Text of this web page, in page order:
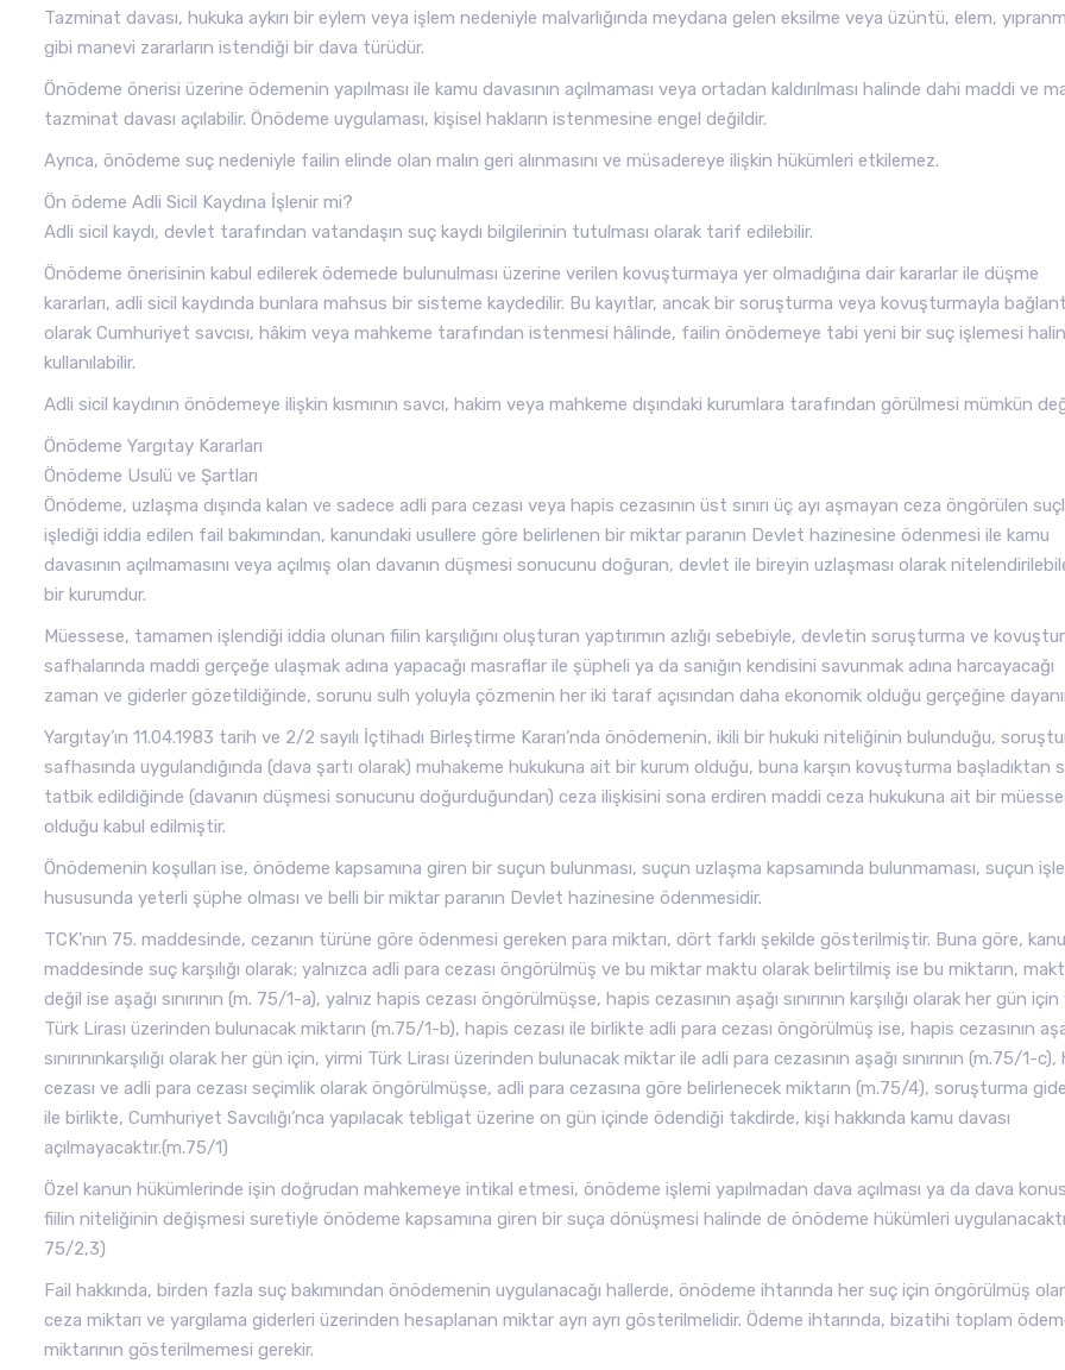
Tazminat davası, hukuka aykırı bir eylem veya işlem nedeniyle malvarlığında meydana gelen eksilme veya üzüntü, elem,
gibi manevi zararların istendiği bir dava türüdür.
Önödeme önerisi üzerine ödemenin yapılması ile kamu davasının açılmaması veya ortadan kaldırılması halinde dahi maddi ve
tazminat davası açılabilir. Önödeme uygulaması, kişisel hakların istenmesine engel değildir.
Ayrıca, önödeme suç nedeniyle failin elinde olan malın geri alınmasını ve müsadereye ilişkin hükümleri etkilemez.
Ön ödeme Adli Sicil Kaydına İşlenir mi?
Adli sicil kaydı, devlet tarafından vatandaşın suç kaydı bilgilerinin tutulması olarak tarif edilebilir.
Önödeme önerisinin kabul edilerek ödemede bulunulması üzerine verilen kovuşturmaya yer olmadığına dair kararlar ile düşme
kararları, adli sicil kaydında bunlara mahsus bir sisteme kaydedilir. Bu kayıtlar, ancak bir soruşturma veya kovuşturmayla
olarak Cumhuriyet savcısı, hâkim veya mahkeme tarafından istenmesi hâlinde, failin önödemeye tabi yeni bir suç işlemesi
kullanılabilir.
Adli sicil kaydının önödemeye ilişkin kısmının savcı, hakim veya mahkeme dışındaki kurumlara tarafından görülmesi mümkün
Önödeme Yargıtay Kararları
Önödeme Usulü ve Şartları
Önödeme, uzlaşma dışında kalan ve sadece adli para cezası veya hapis cezasının üst sınırı üç ayı aşmayan ceza öngörülen
işlediği iddia edilen fail bakımından, kanundaki usullere göre belirlenen bir miktar paranın Devlet hazinesine ödenmesi ile kamu
davasının açılmamasını veya açılmış olan davanın düşmesi sonucunu doğuran, devlet ile bireyin uzlaşması olarak
bir kurumdur.
Müessese, tamamen işlendiği iddia olunan fiilin karşılığını oluşturan yaptırımın azlığı sebebiyle, devletin soruşturma ve
safhalarında maddi gerçeğe ulaşmak adına yapacağı masraflar ile şüpheli ya da sanığın kendisini savunmak adına harcayacağı
zaman ve giderler gözetildiğinde, sorunu sulh yoluyla çözmenin her iki taraf açısından daha ekonomik olduğu gerçeğine
Yargıtay’ın 11.04.1983 tarih ve 2/2 sayılı İçtihadı Birleştirme Kararı’nda önödemenin, ikili bir hukuki niteliğinin bulunduğu,
safhasında uygulandığında (dava şartı olarak) muhakeme hukukuna ait bir kurum olduğu, buna karşın kovuşturma başladıktan
tatbik edildiğinde (davanın düşmesi sonucunu doğurduğundan) ceza ilişkisini sona erdiren maddi ceza hukukuna ait bir
olduğu kabul edilmiştir.
Önödemenin koşulları ise, önödeme kapsamına giren bir suçun bulunması, suçun uzlaşma kapsamında bulunmaması, suçun
hususunda yeterli şüphe olması ve belli bir miktar paranın Devlet hazinesine ödenmesidir.
TCK’nın 75. maddesinde, cezanın türüne göre ödenmesi gereken para miktarı, dört farklı şekilde gösterilmiştir. Buna göre,
maddesinde suç karşılığı olarak; yalnızca adli para cezası öngörülmüş ve bu miktar maktu olarak belirtilmiş ise bu miktarın,
değil ise aşağı sınırının (m. 75/1-a), yalnız hapis cezası öngörülmüşse, hapis cezasının aşağı sınırının karşılığı olarak her gün
Türk Lirası üzerinden bulunacak miktarın (m.75/1-b), hapis cezası ile birlikte adli para cezası öngörülmüş ise, hapis cezasının
sınırınınkarşılığı olarak her gün için, yirmi Türk Lirası üzerinden bulunacak miktar ile adli para cezasının aşağı sınırının (m.75/1-c),
cezası ve adli para cezası seçimlik olarak öngörülmüşse, adli para cezasına göre belirlenecek miktarın (m.75/4), soruşturma
ile birlikte, Cumhuriyet Savcılığı’nca yapılacak tebligat üzerine on gün içinde ödendiği takdirde, kişi hakkında kamu davası
açılmayacaktır.(m.75/1)
Özel kanun hükümlerinde işin doğrudan mahkemeye intikal etmesi, önödeme işlemi yapılmadan dava açılması ya da dava
fiilin niteliğinin değişmesi suretiyle önödeme kapsamına giren bir suça dönüşmesi halinde de önödeme hükümleri
75/2,3)
Fail hakkında, birden fazla suç bakımından önödemenin uygulanacağı hallerde, önödeme ihtarında her suç için öngörülmüş
ceza miktarı ve yargılama giderleri üzerinden hesaplanan miktar ayrı ayrı gösterilmelidir. Ödeme ihtarında, bizatihi toplam
miktarının gösterilmemesi gerekir.